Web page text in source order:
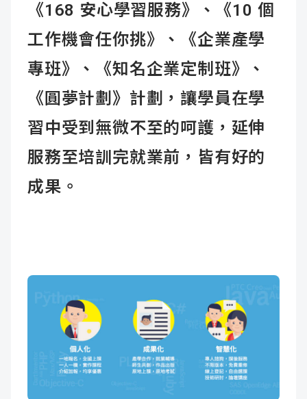
《168 安心學習服務》、《10 個
工作機會任你挑》、《企業產學
專班》、《知名企業定制班》、
《圓夢計劃》計劃，讓學員在學
習中受到無微不至的呵護，延伸
服務至培訓完就業前，皆有好的
成果。